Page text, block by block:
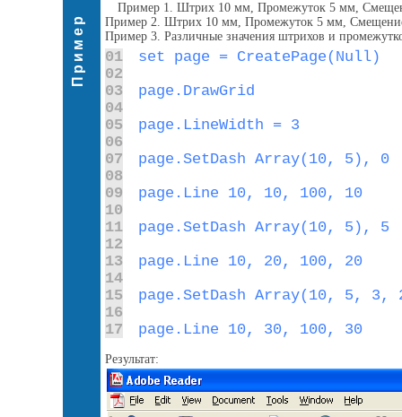
Пример
Пример 1. Штрих 10 мм, Промежуток 5 мм,
Пример 2. Штрих 10 мм, Промежуток 5 мм,
Пример 3. Различные значения штрихов и
01
02
03
04
05
06
07
page.SetDash Array(10, 5), 0
08
09
page.Line 10, 10, 100, 10
10
11
12
13
page.Line 10, 20, 100, 20
14
15
16
17
page.Line 10, 30, 100, 30
Результат: